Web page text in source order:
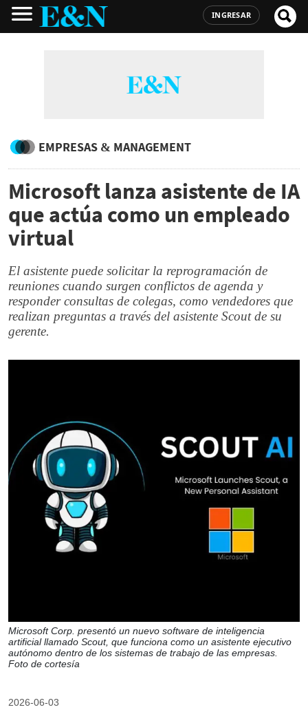
INGRESAR
EMPRESAS & MANAGEMENT
Microsoft lanza asistente de IA
que actúa como un empleado
virtual
El asistente puede solicitar la reprogramación de
reuniones cuando surgen conflictos de agenda y
responder consultas de colegas, como vendedores que
realizan preguntas a través del asistente Scout de su
gerente.
Microsoft Corp. presentó un nuevo software de inteligencia
artificial llamado Scout, que funciona como un asistente ejecutivo
autónomo dentro de los sistemas de trabajo de las empresas.
Foto de cortesía
2026-06-03